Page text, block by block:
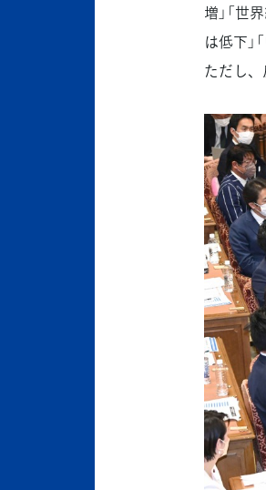
増」「世
は低下」
ただし、